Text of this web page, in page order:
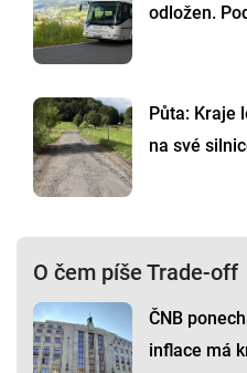
odložen.
Půta: Kraje
na své
O čem píše Trade-off
ČNB
inflace má